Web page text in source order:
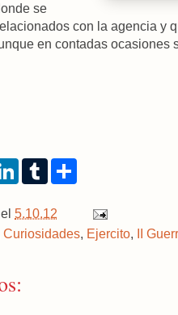
se
con la agencia y
en contadas ocasiones
L
e
d
I
T
l
r
el 5.10.12
Curiosidades, Ejercito, II